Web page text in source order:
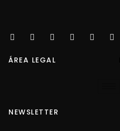
ÁREA LEGAL
NEWSLETTER